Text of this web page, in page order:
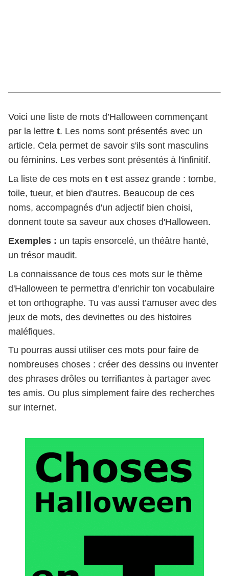
Voici une liste de mots d’Halloween commençant
par la lettre t. Les noms sont présentés avec un
article. Cela permet de savoir s'ils sont masculins
ou féminins. Les verbes sont présentés à l'infinitif.
La liste de ces mots en t est assez grande : tombe,
toile, tueur, et bien d'autres. Beaucoup de ces
noms, accompagnés d'un adjectif bien choisi,
donnent toute sa saveur aux choses d'Halloween.
Exemples : un tapis ensorcelé, un théâtre hanté,
un trésor maudit.
La connaissance de tous ces mots sur le thème
d'Halloween te permettra d’enrichir ton vocabulaire
et ton orthographe. Tu vas aussi t’amuser avec des
jeux de mots, des devinettes ou des histoires
maléfiques.
Tu pourras aussi utiliser ces mots pour faire de
nombreuses choses : créer des dessins ou inventer
des phrases drôles ou terrifiantes à partager avec
tes amis. Ou plus simplement faire des recherches
sur internet.